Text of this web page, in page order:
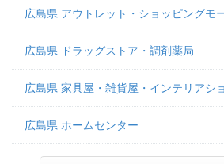
広島県 アウトレット・ショッピングモ
広島県 ドラッグストア・調剤薬局
広島県 家具屋・雑貨屋・インテリアシ
広島県 ホームセンター